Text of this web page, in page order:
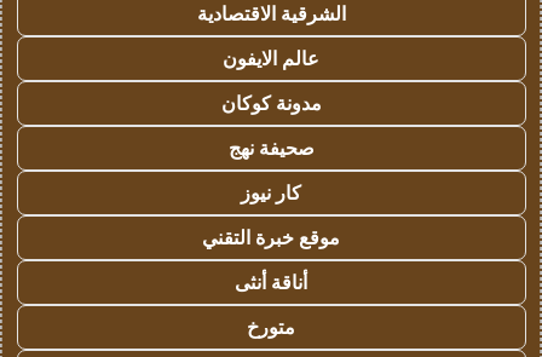
الشرقية الاقتصادية
عالم الايفون
مدونة كوكان
صحيفة نهج
كار نيوز
موقع خبرة التقني
أناقة أنثى
متورخ